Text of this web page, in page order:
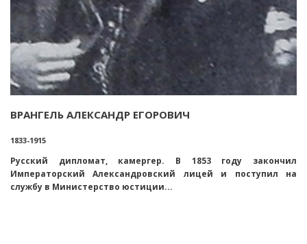
ВРАНГЕЛЬ АЛЕКСАНДР ЕГОРОВИЧ
1833-1915
Русский дипломат, камергер. В 1853 году закончил
Императорский Александровский лицей и поступил на
службу в Министерство юстиции...